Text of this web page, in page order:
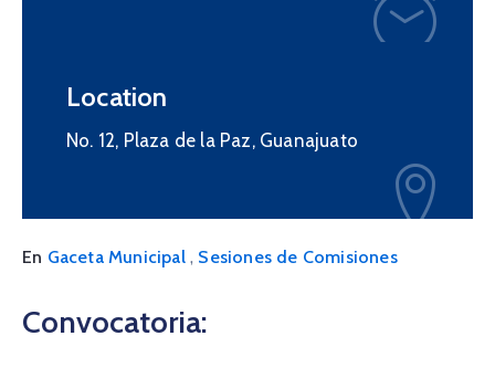
Location
No. 12, Plaza de la Paz, Guanajuato
En Gaceta Municipal , Sesiones de Comisiones
Convocatoria: